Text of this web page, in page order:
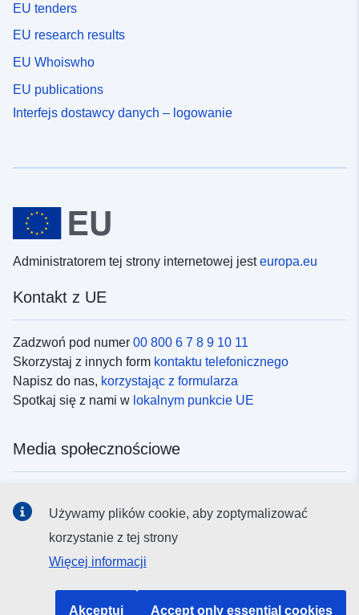
EU tenders
EU research results
EU Whoiswho
EU publications
Interfejs dostawcy danych – logowanie
Administratorem tej strony internetowej jesteuropa.eu
Kontakt z UE
Zadzwoń pod numer 00 800 6 7 8 9 10 11
Skorzystaj z innych form kontaktu telefonicznego
Napisz do nas, korzystając z formularza
Spotkaj się z nami w lokalnym punkcie UE
Media społecznościowe
Instytucje i organy UE
Używamy plików cookie, aby zoptymalizować
korzystanie z tej strony
Więcej informacji
Akceptuj Accept only essential cookies